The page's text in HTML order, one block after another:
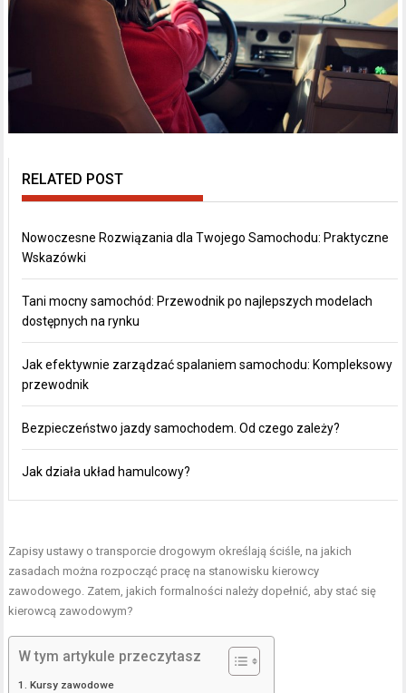
RELATED POST
Nowoczesne Rozwiązania dla Twojego Samochodu: Praktyczne
Wskazówki
Tani mocny samochód: Przewodnik po najlepszych modelach
dostępnych na rynku
Jak efektywnie zarządzać spalaniem samochodu: Kompleksowy
przewodnik
Bezpieczeństwo jazdy samochodem. Od czego zależy?
Jak działa układ hamulcowy?
Zapisy ustawy o transporcie drogowym określają ściśle, na jakich
zasadach można rozpocząć pracę na stanowisku kierowcy
zawodowego. Zatem, jakich formalności należy dopełnić, aby stać się
kierowcą zawodowym?
W tym artykule przeczytasz
Kursy zawodowe